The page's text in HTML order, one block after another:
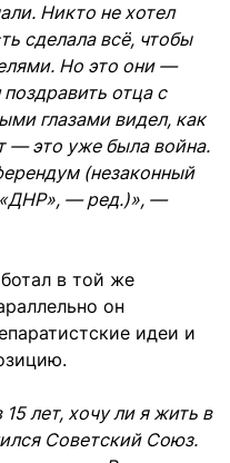
Никто не хотел
сделала всё, чтобы
Но это они —
отца с
глазами видел, как
— это уже была война.
(незаконный
«ДНР», — ред.)», —
в той же
он
идеи и
лет, хочу ли я жить в
Советский Союз.